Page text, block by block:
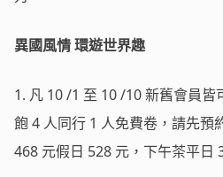
異國風情 環遊世界趣
1. 凡 10 /1 至 10 /10 新舊會員皆
飽 4 人同行 1 人免費卷，請先預
468 元假日 528 元，下午茶平日